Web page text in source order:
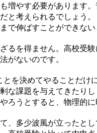
増やす必要があります
と考えられるでしょう
で伸ばすことができない
るを得ません。高校受
がないのです。
を決めてやることだ
な課題を与えてきたり
ろうとすると、物理的
、多少波風が立ったと